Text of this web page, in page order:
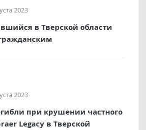
2023
в Тверской области
2023
при крушении частного
Legacy в Тверской